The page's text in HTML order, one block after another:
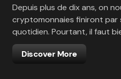
Depuis plus de dix ans, on
cryptomonnaies finiront par
quotidien. Pourtant, il faut
Discover More